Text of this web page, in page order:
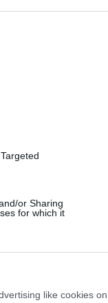
or Sharing
for which it
like cookies on
azzal a
hogy
hétig állt
dollárt
végleges
Prestont,
énjének
szárd
a
végződik;